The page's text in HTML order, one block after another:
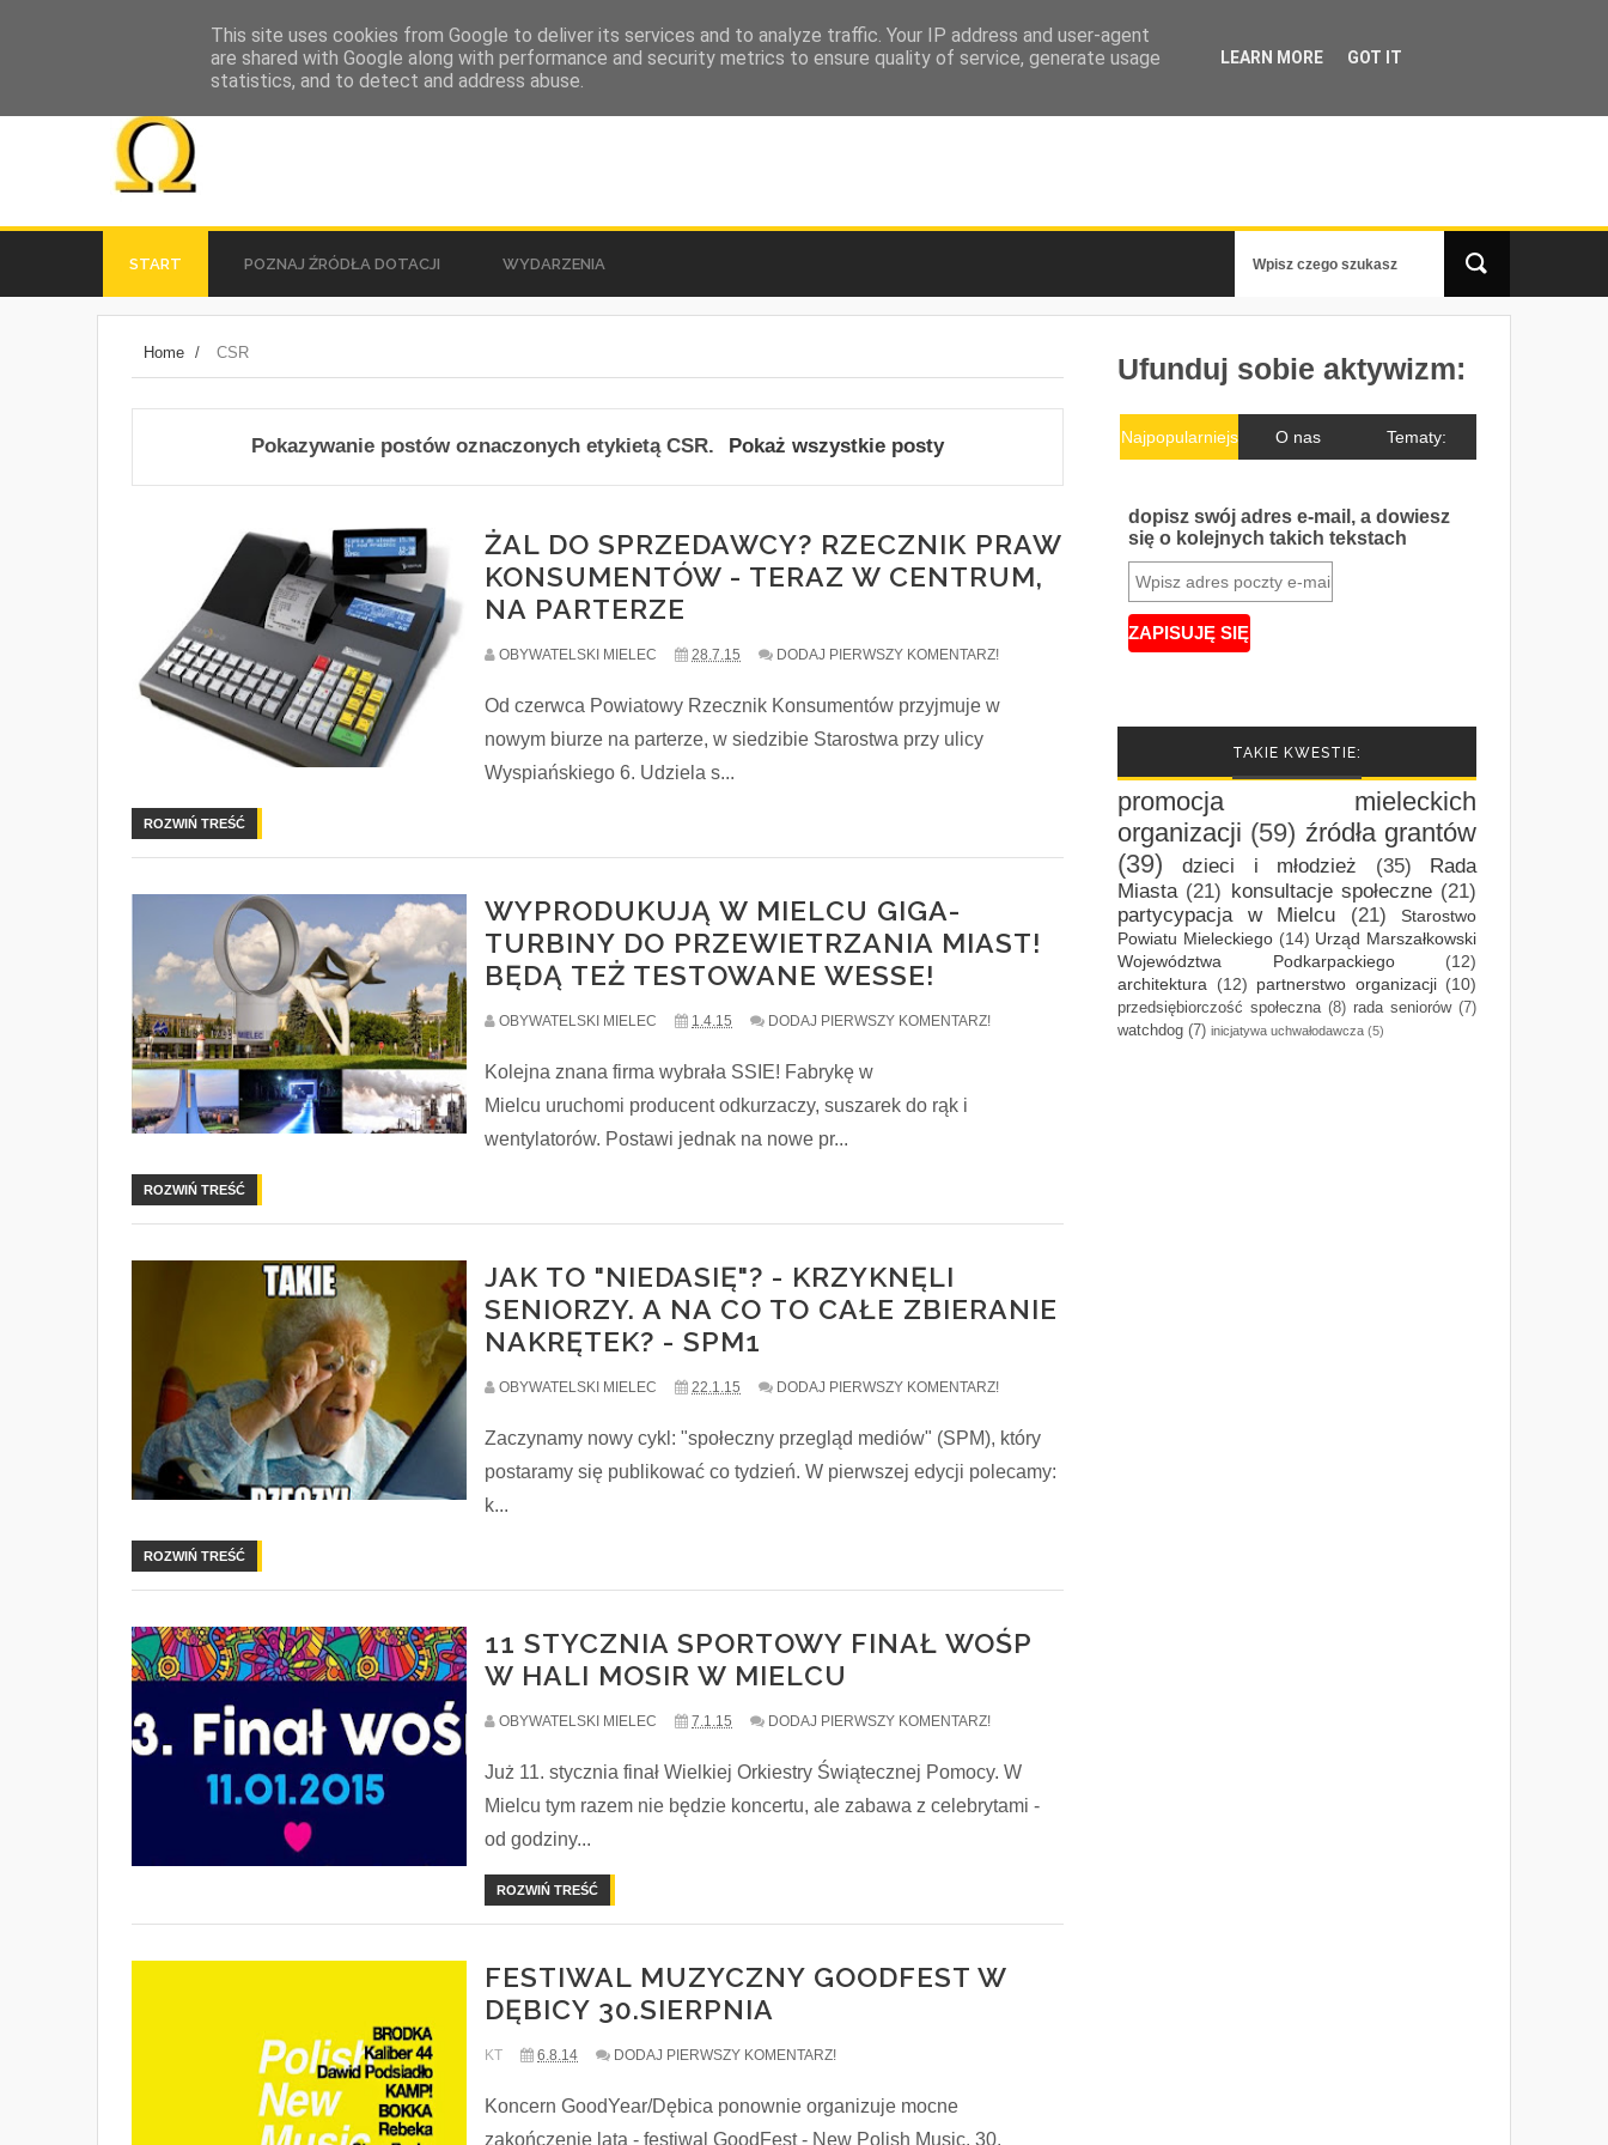
społeczna strona miasta Mielca
START POZNAJ ŹRÓDŁA DOTACJI WYDARZENIA
Home / CSR
Pokazywanie postów oznaczonych etykietąCSR. Pokaż wszystkie posty
ŻAL DO SPRZEDAWCY? RZECZNIK PRAW
KONSUMENTÓW - TERAZ W CENTRUM,
NA PARTERZE
OBYWATELSKI MIELEC 28.7.15 DODAJ PIERWSZY KOMENTARZ!
Od czerwca Powiatowy Rzecznik Konsumentów przyjmuje w
nowym biurze na parterze, w siedzibie Starostwa przy ulicy
Wyspiańskiego 6. Udziela s...
ROZWIŃ TREŚĆ
WYPRODUKUJĄ W MIELCU GIGA-
TURBINY DO PRZEWIETRZANIA MIAST!
BĘDĄ TEŻ TESTOWANE WESSE!
OBYWATELSKI MIELEC 1.4.15 DODAJ PIERWSZY KOMENTARZ!
Kolejna znana firma wybrała SSIE! Fabrykę w
Mielcu uruchomi producent odkurzaczy, suszarek do rąk i
wentylatorów. Postawi jednak na nowe pr...
ROZWIŃ TREŚĆ
JAK TO "NIEDASIĘ"? - KRZYKNĘLI
SENIORZY. A NA CO TO CAŁE ZBIERANIE
NAKRĘTEK? - SPM1
OBYWATELSKI MIELEC 22.1.15 DODAJ PIERWSZY KOMENTARZ!
Zaczynamy nowy cykl: "społeczny przegląd mediów" (SPM), który
postaramy się publikować co tydzień. W pierwszej edycji polecamy:
k...
ROZWIŃ TREŚĆ
11 STYCZNIA SPORTOWY FINAŁ WOŚP
W HALI MOSIR W MIELCU
OBYWATELSKI MIELEC 7.1.15 DODAJ PIERWSZY KOMENTARZ!
Już 11. stycznia finał Wielkiej Orkiestry Świątecznej Pomocy. W
Mielcu tym razem nie będzie koncertu, ale zabawa z celebrytami -
od godziny...
ROZWIŃ TREŚĆ
FESTIWAL MUZYCZNY GOODFEST W
DĘBICY 30.SIERPNIA
KT 6.8.14 DODAJ PIERWSZY KOMENTARZ!
Koncern GoodYear/Dębica ponownie organizuje mocne
zakończenie lata - festiwal GoodFest - New Polish Music. 30.
Ufunduj sobie aktywizm:
Najpopularniejs O nas Tematy:
dopisz swój adres e-mail, a dowiesz
się o kolejnych takich tekstach
TAKIE KWESTIE:
promocja mieleckich
organizacji (59) źródła grantów
(39)
dzieci i młodzież (35)
Rada
Miasta (21) konsultacje społeczne (21)
partycypacja w Mielcu
(21)
Starostwo
Powiatu Mieleckiego (14) Urząd Marszałkowski
Województwa Podkarpackiego
(12)
architektura
(12) partnerstwo organizacji (10)
przedsiębiorczość społeczna (8) rada seniorów (7)
watchdog (7) inicjatywa uchwałodawcza (5)
This site uses cookies from Google to deliver its services and to analyze traffic. Your IP address and user-agent
are shared with Google along with performance and security metrics to ensure quality of service, generate usage
statistics, and to detect and address abuse.
LEARN MORE GOT IT